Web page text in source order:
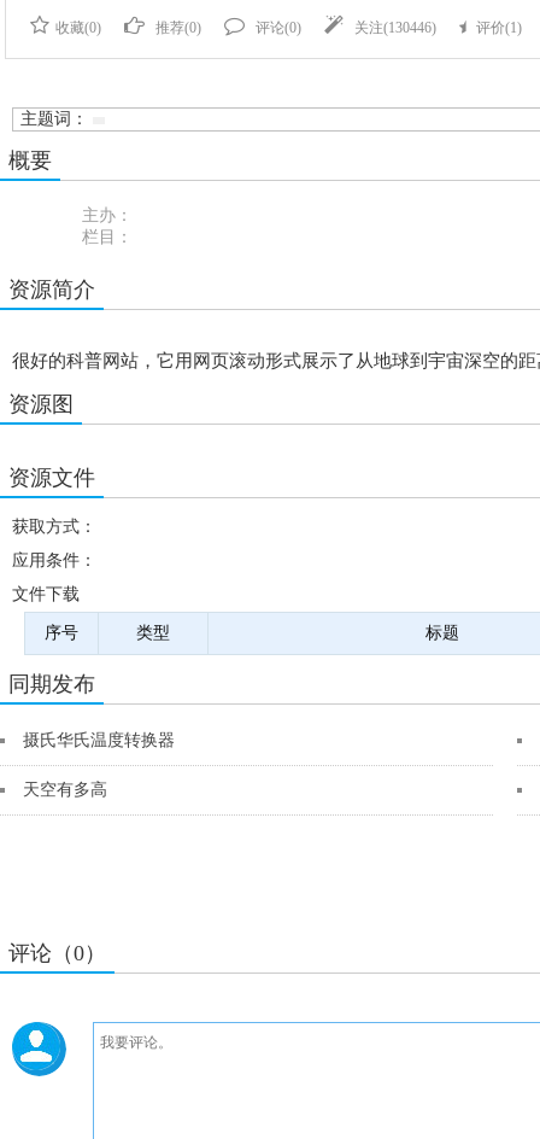
收藏(0) 推荐(0) 评论(0) 关注(130446) 评价(1)
主题词：
概要
主办：
栏目：
资源简介
很好的科普网站，它用网页滚动形式展示了从地球到宇宙深空的
资源图
资源文件
获取方式：
应用条件：
文件下载
序号 类型 标题
同期发布
摄氏华氏温度转换器
天空有多高
评论（0）